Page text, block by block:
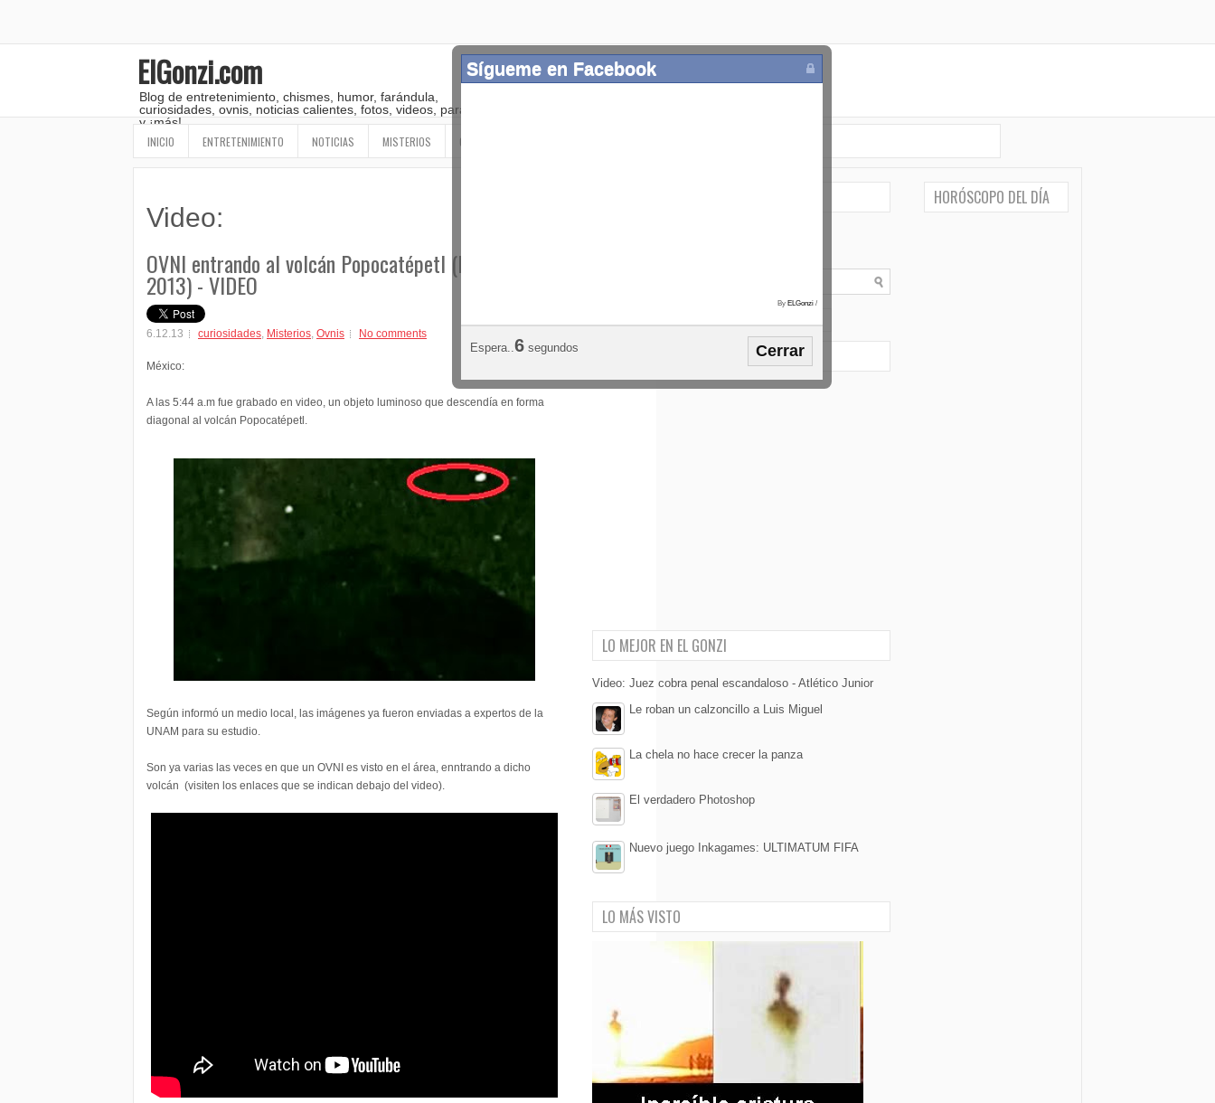
ElGonzi.com
Blog de entretenimiento, chismes, humor, farándula,
curiosidades, ovnis, noticias calientes, fotos, videos, paranormal
y ¡más!
INICIO ENTRETENIMIENTO NOTICIAS MISTERIOS OTROS
Video:
OVNI entrando al volcán Popocatépetl (Diciembre
2013) - VIDEO
6.12.13 curiosidades, Misterios, Ovnis No comments
México:
A las 5:44 a.m fue grabado en video, un objeto luminoso que descendía en forma
diagonal al volcán Popocatépetl.
Según informó un medio local, las imágenes ya fueron enviadas a expertos de la
UNAM para su estudio.
Son ya varias las veces en que un OVNI es visto en el área, enntrando a dicho
volcán (visiten los enlaces que se indican debajo del video).
LO MEJOR EN EL GONZI
Video: Juez cobra penal escandaloso - Atlético Junior
Le roban un calzoncillo a Luis Miguel
La chela no hace crecer la panza
El verdadero Photoshop
Nuevo juego Inkagames: ULTIMATUM FIFA
Sígueme en Facebook
By ELGonzi /
Espera..5 segundos Cerrar
LO MÁS VISTO
HORÓSCOPO DEL DÍA